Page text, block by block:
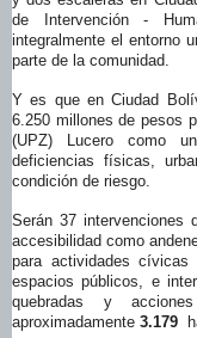
de Intervención -
integralmente el entorno
parte de la comunidad.
Y es que en Ciudad
6.250 millones de pesos
(UPZ) Lucero como
deficiencias físicas,
condición de riesgo.
Serán 37 intervenciones
accesibilidad como
para actividades
espacios públicos, e
quebradas y
aproximadamente 3.179